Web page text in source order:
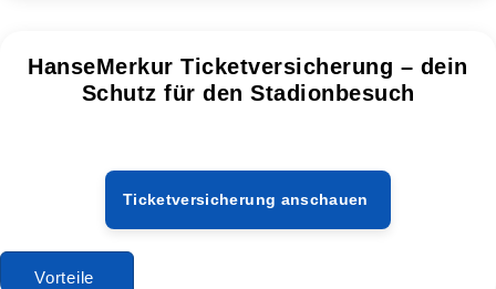
HanseMerkur Ticketversicherung – dein
Schutz für den Stadionbesuch
Ticketversicherung anschauen
Vorteile